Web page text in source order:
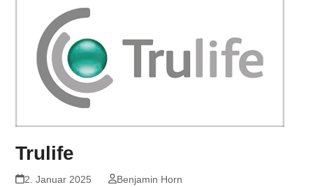
Trulife
2. Januar 2025
Benjamin Horn